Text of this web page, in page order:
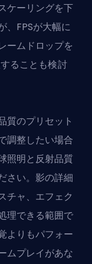
ケーリングを下
、FPSが大幅に
ームドロップを
ることも検討
質のプリセット
調整したい場合
照明と反射品質
さい。影の詳細
チャ、エフェク
理できる範囲で
よりもパフォー
ムプレイがあな